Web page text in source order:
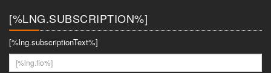
[%LNG.SUBSCRIPTION%]
[%lng.subscriptionText%]
[%lng.fio%]